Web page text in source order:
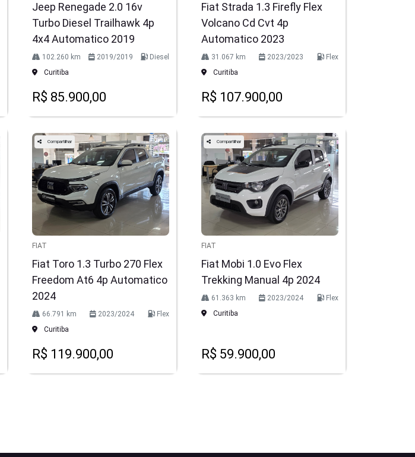
Jeep Renegade 2.0 16v
Turbo Diesel Trailhawk 4p
4x4 Automatico 2019
102.260 km 2019/2019
Diesel
Curitiba
R$ 85.900,00
Fiat Strada 1.3 Firefly Flex
Volcano Cd Cvt 4p
Automatico 2023
31.067 km 2023/2023
Flex
Curitiba
R$ 107.900,00
Compartilhar
FIAT
Fiat Toro 1.3 Turbo 270 Flex
Freedom At6 4p Automatico
2024
66.791 km 2023/2024
Flex
Curitiba
R$ 119.900,00
Compartilhar
FIAT
Fiat Mobi 1.0 Evo Flex
Trekking Manual 4p 2024
61.363 km 2023/2024
Flex
Curitiba
R$ 59.900,00